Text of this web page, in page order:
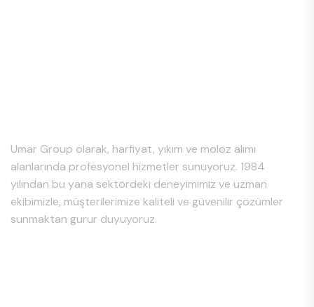
Umar Group olarak, harfiyat, yıkım ve moloz alımı
alanlarında profesyonel hizmetler sunuyoruz. 1984
yılından bu yana sektördeki deneyimimiz ve uzman
ekibimizle, müşterilerimize kaliteli ve güvenilir çözümler
sunmaktan gurur duyuyoruz.